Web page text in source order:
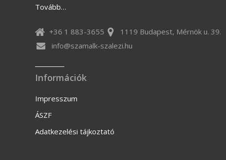
Tovább…
+36 1 883-3655
1119 Budapest, Mérnök u. 39.
info@szamalk-szalezi.hu
Információk
Impresszum
ÁSZF
Adatkezelési tájkoztató